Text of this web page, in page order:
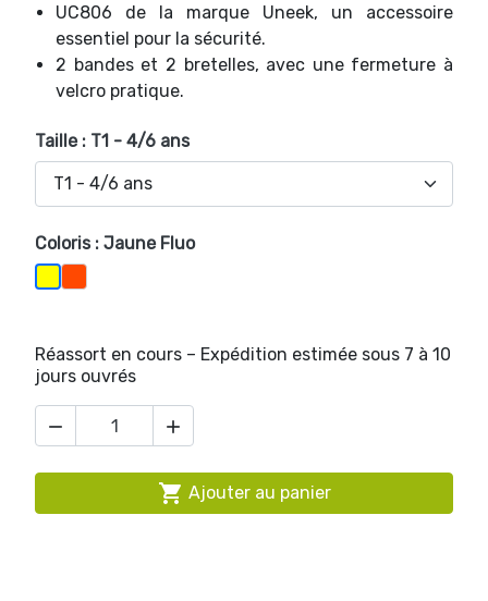
UC806 de la marque Uneek, un accessoire
essentiel pour la sécurité.
2 bandes et 2 bretelles, avec une fermeture à
velcro pratique.
Taille : T1 - 4/6 ans
Coloris : Jaune Fluo
Jaune Fluo
Orange Fluo
Réassort en cours – Expédition estimée sous 7 à 10
jours ouvrés
 
 Ajouter au panier